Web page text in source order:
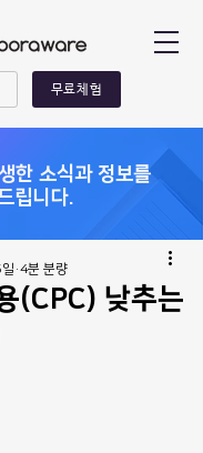
무료체험
한 소식과 정보를
립니다.
(CPC) 낮추는
4분 분량